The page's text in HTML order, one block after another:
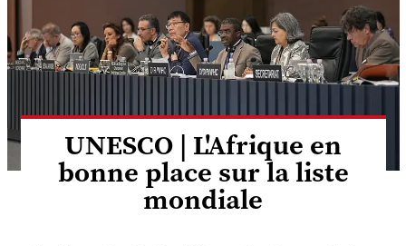
UNESCO | L'Afrique en
bonne place sur la liste
mondiale